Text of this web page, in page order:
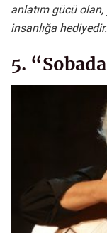
anlatım gücü
insanlığa
5.